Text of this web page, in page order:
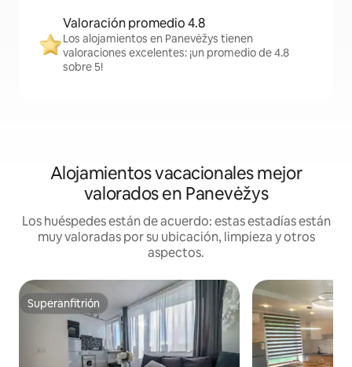
Valoración promedio 4.8
Los alojamientos en Panevėžys tienen
valoraciones excelentes: ¡un promedio de 4.8
sobre 5!
Alojamientos vacacionales mejor
valorados en Panevėžys
Los huéspedes están de acuerdo: estas estadías están
muy valoradas por su ubicación, limpieza y otros
aspectos.
Superanfitrión
Superanfitrión